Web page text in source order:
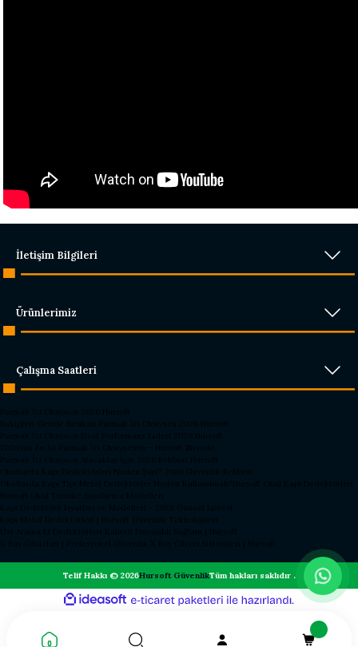
İletişim Bilgileri
Ürünlerimiz
Çalışma Saatleri
Parmak İzi Okuyucu 2026 Hursoft
Rakipleri Geride Bırakan Parmak İzi Okuyucu 2026 Hursoft
Parmak İzi Okuyucu Fiyat Performans Lideri 2026 Hursoft
2026’nın En İyi Parmak İzi Okuyucusu – Hursoft Zirvede
Parmak İzi Okuyucu Alacaklar İçin 2026 Rehberi Hursoft
Okullarda Kapı Dedektörleri Neden Şart? 2026 Güvenlik Rehberi
Okullarda Kapı Tipi Metal Dedektörler Neden Kullanılmalı?Hursoft Okul Kapı Dedektörleri
Hursoft Okul Turnike Sundurma Modelleri
Kapı Dedektörü Fiyatları ve Modelleri - 2026 Güncel Listesi
Kapı Metal Dedektörleri | Hursoft Güvenlik Teknolojileri
Üst Arama El Dedektörleri Kaliteli Dayanıklı Sağlam | Hursoft
X Ray Cihazları | Profesyonel Güvenlik X Ray Cihazı Sistemleri | Hursoft
Telif Hakkı © 2026Hursoft GüvenlikTüm hakları saklıdır .
ideasoft
e-